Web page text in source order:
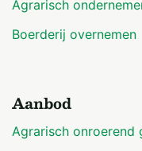
Agrarisch
Boerderij overnemen
Aanbod
Agrarisch onroerend